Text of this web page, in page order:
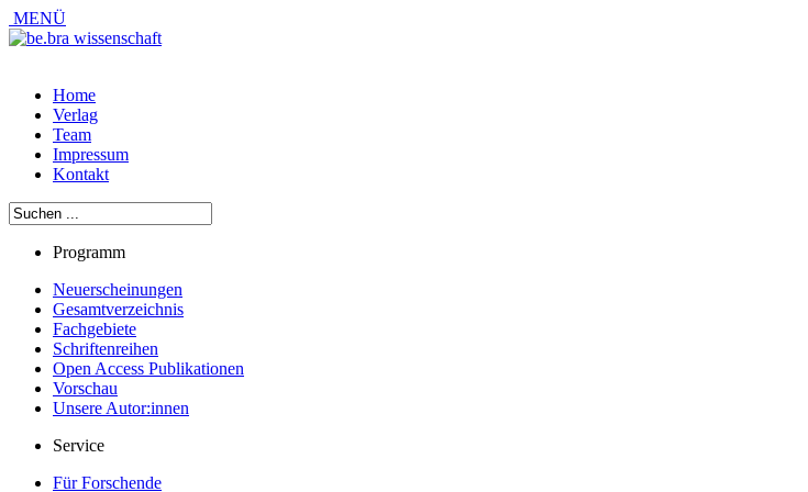
MENÜ
Home
Verlag
Team
Impressum
Kontakt
Programm
Neuerscheinungen
Gesamtverzeichnis
Fachgebiete
Schriftenreihen
Open Access Publikationen
Vorschau
Unsere Autor:innen
Service
Für Forschende